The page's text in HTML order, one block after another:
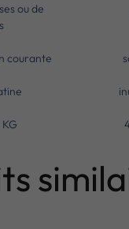
ou de
courante